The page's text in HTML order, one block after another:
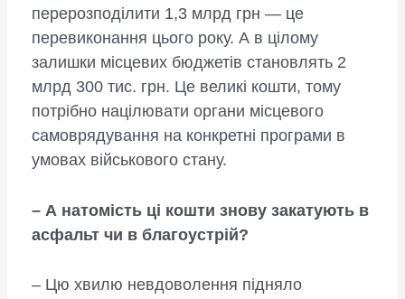
перерозподілити 1,3 млрд грн — це
перевиконання цього року. А в цілому
залишки місцевих бюджетів становлять 2
млрд 300 тис. грн. Це великі кошти, тому
потрібно націлювати органи місцевого
самоврядування на конкретні програми в
умовах військового стану.
– А натомість ці кошти знову закатують в
асфальт чи в благоустрій?
– Цю хвилю невдоволення підняло